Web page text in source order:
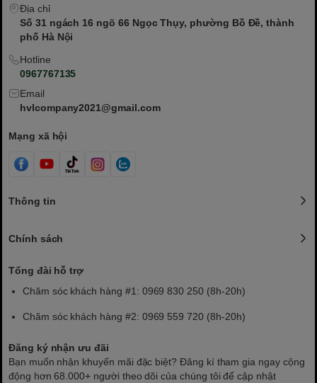
Địa chỉ
Số 31 ngách 16 ngõ 66 Ngọc Thụy, phường Bồ Đề, thành
phố Hà Nội
Hotline
0967767135
Email
hvlcompany2021@gmail.com
Mạng xã hội
Thông tin
Chính sách
Tổng đài hỗ trợ
Chăm sóc khách hàng #1: 0969 830 250 (8h-20h)
Chăm sóc khách hàng #2: 0969 559 720 (8h-20h)
Đăng ký nhận ưu đãi
Bạn muốn nhận khuyến mãi đặc biệt? Đăng kí tham gia ngay cộng
động hơn 68.000+ người theo dõi của chúng tôi để cập nhật